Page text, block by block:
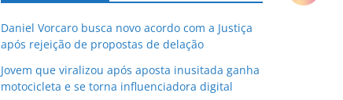
Daniel Vorcaro busca novo acordo com a Justiça
após rejeição de propostas de delação
Jovem que viralizou após aposta inusitada ganha
motocicleta e se torna influenciadora digital